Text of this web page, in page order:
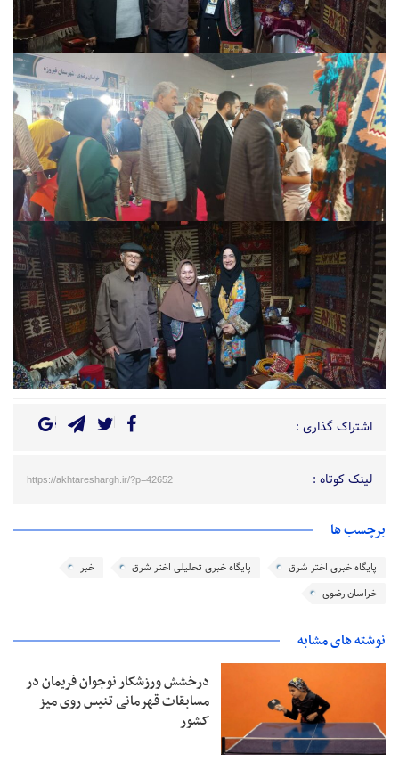
اشتراک گذاری :
لینک کوتاه : https://akhtareshargh.ir/?p=42652
برچسب ها
پایگاه خبری اختر شرق پایگاه خبری تحلیلی اختر شرق
خبر
خراسان رضوی
نوشته های مشابه
درخشش ورزشکار نوجوان فریمان در
مسابقات قهرمانی تنیس روی میز
کشور